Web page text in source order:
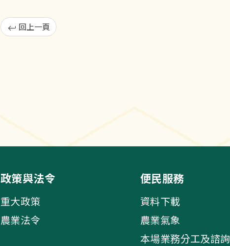
回上一頁
政策與法令
重大政策
農業法令
便民服務
資料下載
農業氣象
本場業務分工及諮詢